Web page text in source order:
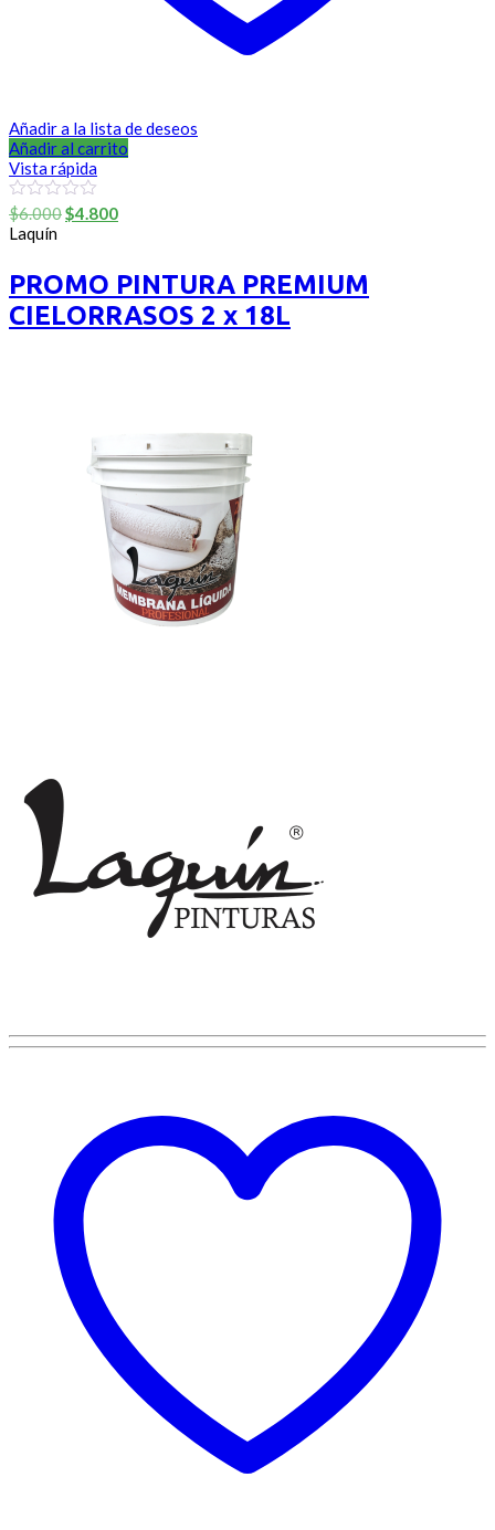
Añadir a la lista de deseos
Añadir al carrito
Vista rápida
0
out
of
$6.000El
era:
$6.000.
$4.800El
es:
$4.800.
Laquín
PROMO PINTURA PREMIUM
CIELORRASOS 2 x 18L